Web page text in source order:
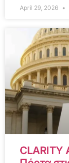
April 29, 2026
CLARITY